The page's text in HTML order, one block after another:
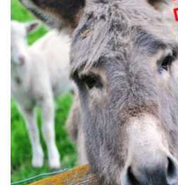
MAATILAN ELÄIMET
Mitä aasit voivat
ihmisinä olemisesta
5,2026